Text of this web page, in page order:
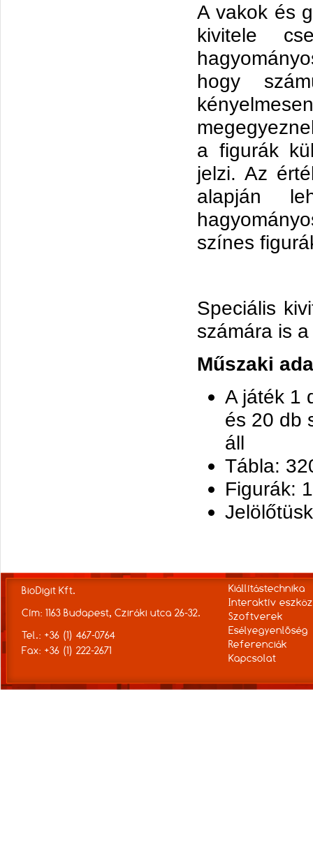
A vakok és
kivitele
hogy
a figurák
jelzi. Az
alapján
színes
Speciális
számára is
Műszaki
A játék 1
és 20 db
áll
Tábla:
Figurák:
BioDigit Kft.
Cím: 1163 Budapest, Cziráki utca 26-32.
Tel.: +36 (1) 467-0764
Fax: +36 (1) 222-2671
Kiállítástechnika
Interaktív
Szoftverek
Esélyegyenlőség
Referenciák
Kapcsolat